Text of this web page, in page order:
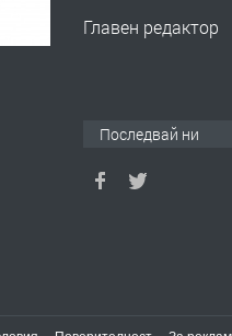
Главен редактор
Последвай ни